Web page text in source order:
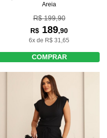
Areia
R$ 199,90
R$ 189,90
6x de R$ 31,65
COMPRAR